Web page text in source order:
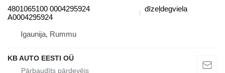
4801065100 0004295924
A0004295924
dīzeļdegviela
Igaunija, Rummu
KB AUTO EESTI OÜ